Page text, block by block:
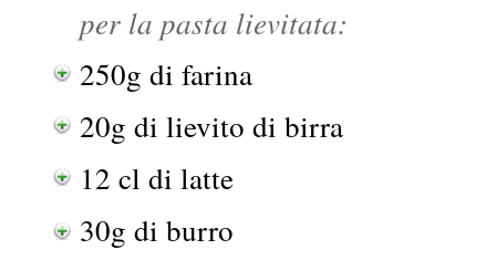
per la pasta lievitata:
250g di farina
20g di lievito di birra
12 cl di latte
30g di burro